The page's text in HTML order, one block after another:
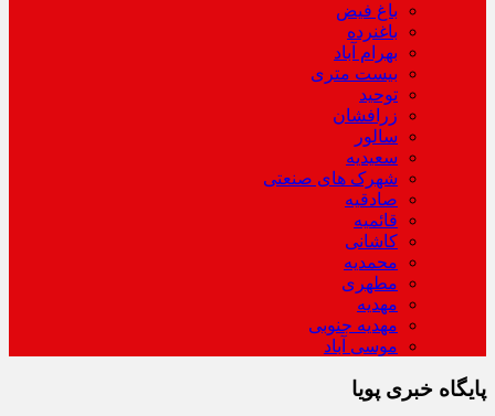
باغ فیض
باغنرده
بهرام آباد
بیست متری
توحید
زرافشان
سالور
سعیدیه
شهرک های صنعتی
صادقیه
قائمیه
کاشانی
محمدیه
مطهری
مهدیه
مهدیه جنوبی
موسی آباد
پایگاه خبری پویا